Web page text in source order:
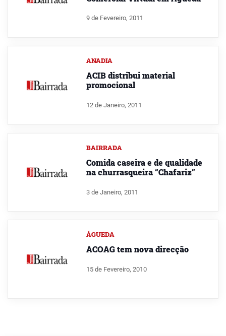
9 de Fevereiro, 2011
ANADIA
ACIB distribui material
promocional
12 de Janeiro, 2011
BAIRRADA
Comida caseira e de qualidade
na churrasqueira “Chafariz”
3 de Janeiro, 2011
ÁGUEDA
ACOAG tem nova direcção
15 de Fevereiro, 2010